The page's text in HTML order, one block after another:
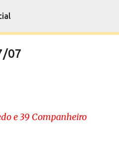
o conteúdo principal
07
e 39 Companheiro